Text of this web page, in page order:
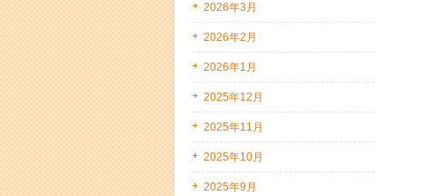
2026年3月
2026年2月
2026年1月
2025年12月
2025年11月
2025年10月
2025年9月